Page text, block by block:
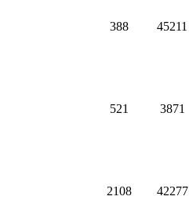
388 45211
521 3871
2108 42277